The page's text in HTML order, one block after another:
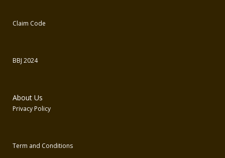
Claim Code
BBJ 2024
About Us
Privacy Policy
Term and Conditions